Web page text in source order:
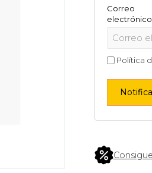
Correo
Política